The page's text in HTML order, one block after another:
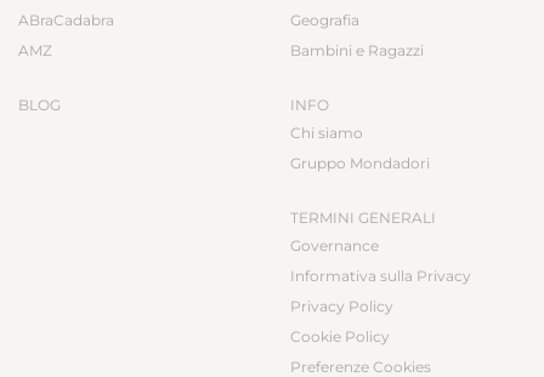
ABraCadabra
AMZ
BLOG
Geografia
Bambini e Ragazzi
INFO
Chi siamo
Gruppo Mondadori
TERMINI GENERALI
Governance
Informativa sulla Privacy
Privacy Policy
Cookie Policy
Preferenze Cookies